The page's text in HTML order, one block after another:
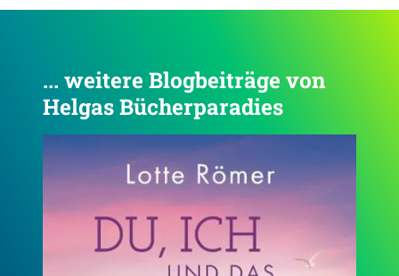
... weitere Blogbeiträge von
Helgas Bücherparadies